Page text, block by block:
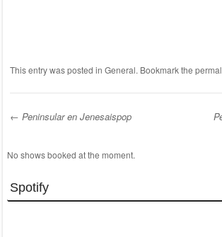
This entry was posted in General. Bookmark the
Post navigation
← Peninsular en Jenesaispop
No shows booked at the moment.
Spotify